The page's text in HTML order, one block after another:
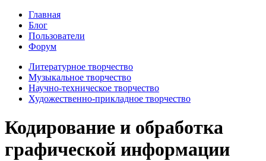
Главная
Блог
Пользователи
Форум
Литературное творчество
Музыкальное творчество
Научно-техническое творчество
Художественно-прикладное творчество
Кодирование и обработка
графической информации